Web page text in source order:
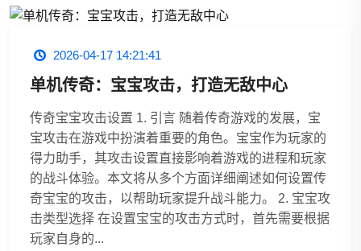
2026-04-17 14:21:41
单机传奇：宝宝攻击，打造无敌中心
传奇宝宝攻击设置 1. 引言 随着传奇游戏的发展，宝
宝攻击在游戏中扮演着重要的角色。宝宝作为玩家的
得力助手，其攻击设置直接影响着游戏的进程和玩家
的战斗体验。本文将从多个方面详细阐述如何设置传
奇宝宝的攻击，以帮助玩家提升战斗能力。 2. 宝宝攻
击类型选择 在设置宝宝的攻击方式时，首先需要根据
玩家自身的...